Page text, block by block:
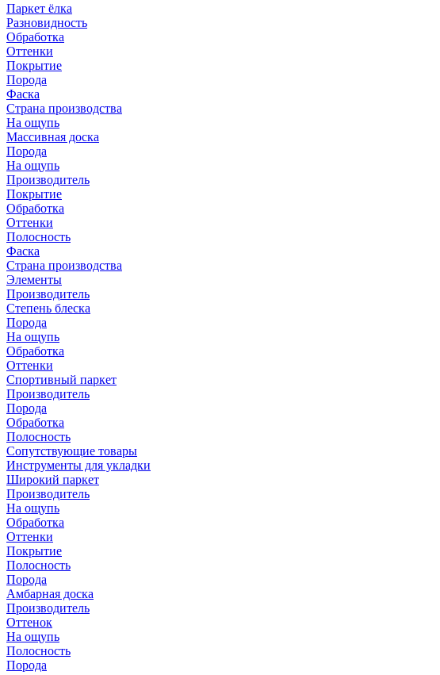
Паркет ёлка
Разновидность
Обработка
Оттенки
Покрытие
Порода
Фаска
Страна производства
На ощупь
Массивная доска
Порода
На ощупь
Производитель
Покрытие
Обработка
Оттенки
Полосность
Фаска
Страна производства
Элементы
Производитель
Степень блеска
Порода
На ощупь
Обработка
Оттенки
Спортивный паркет
Производитель
Порода
Обработка
Полосность
Сопутствующие товары
Инструменты для укладки
Широкий паркет
Производитель
На ощупь
Обработка
Оттенки
Покрытие
Полосность
Порода
Амбарная доска
Производитель
Оттенок
На ощупь
Полосность
Порода